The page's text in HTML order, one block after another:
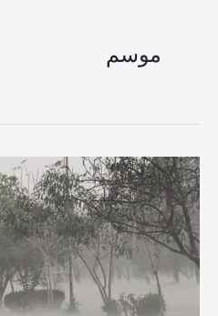
موسم
محکمہ
موسمیات
کی
آزاد
کشمیر،